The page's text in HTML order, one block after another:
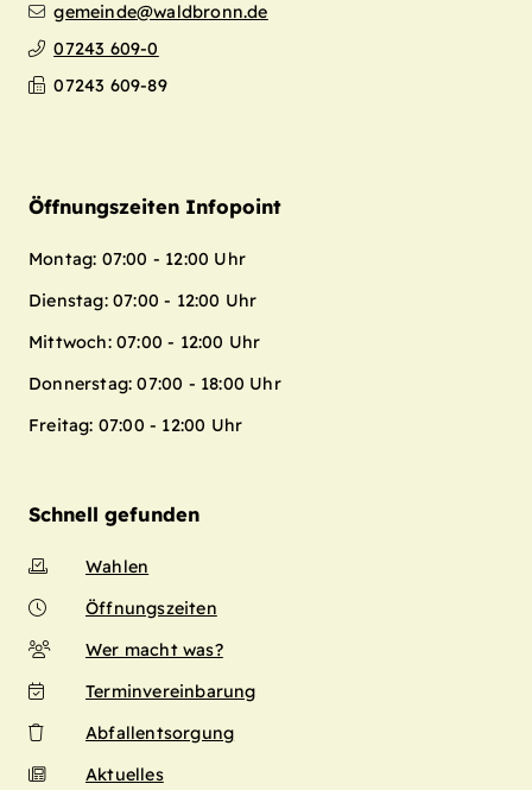
gemeinde@waldbronn.de
07243 609-0
07243 609-89
Öffnungszeiten Infopoint
Montag: 07:00 - 12:00 Uhr
Dienstag: 07:00 - 12:00 Uhr
Mittwoch: 07:00 - 12:00 Uhr
Donnerstag: 07:00 - 18:00 Uhr
Freitag: 07:00 - 12:00 Uhr
Schnell gefunden
Wahlen
Öffnungszeiten
Wer macht was?
Terminvereinbarung
Abfallentsorgung
Aktuelles